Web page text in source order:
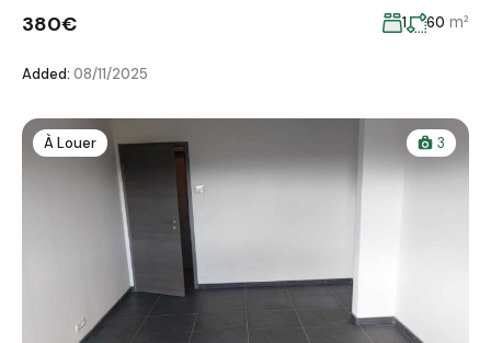
380€ 1 60 m²
Added: 08/11/2025
À Louer 3